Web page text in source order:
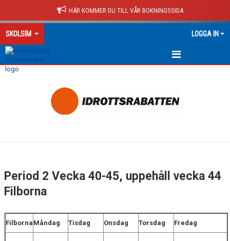
HÄR KOMMER DU TILL VÅR BOKNINGSSIDA
SKOLSIM LOGGA IN
HEM
ALLT OM SKOLSIM
PERIOD 2 FB
PERIOD 4 FB
Period 2 Vecka 40-45, uppehåll vecka 44
Filborna
Filborna Måndag Tisdag Onsdag Torsdag Fredag